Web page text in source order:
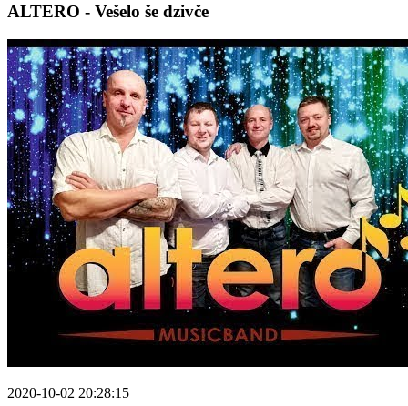
ALTERO - Vešelo še dzivče
2020-10-02 20:28:15